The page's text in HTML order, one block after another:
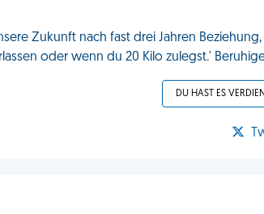
Zukunft nach fast drei Jahren Beziehung,
oder wenn du 20 Kilo zulegst.'
DU HAST ES